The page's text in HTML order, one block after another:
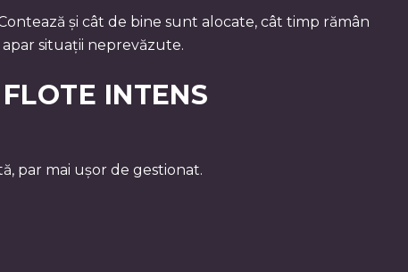
și cât de bine sunt alocate, cât timp rămân
situații neprevăzute.
INTENS
par mai ușor de gestionat.